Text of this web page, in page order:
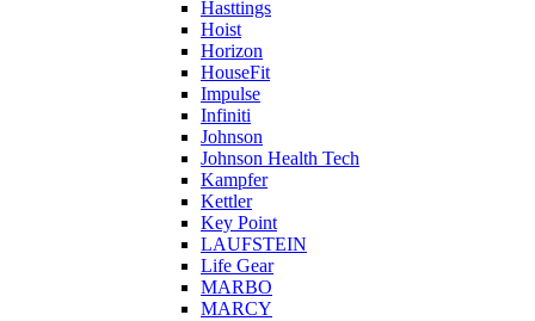
Hasttings
Hoist
Horizon
HouseFit
Impulse
Infiniti
Johnson
Johnson Health Tech
Kampfer
Kettler
Key Point
LAUFSTEIN
Life Gear
MARBO
MARCY